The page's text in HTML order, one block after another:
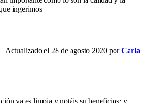
ingerimos
| Actualizado el 28 de agosto 2020 porCarla
ya es limpia y notáis su beneficios; y,